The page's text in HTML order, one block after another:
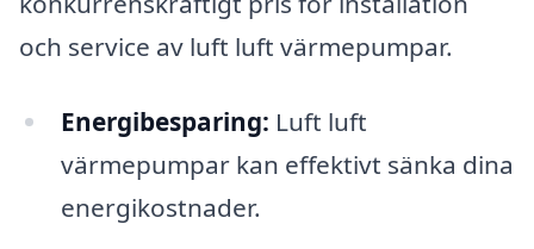
och service av luft luft värmepumpar.
Energibesparing: Luft luft
värmepumpar kan effektivt sänka dina
energikostnader.